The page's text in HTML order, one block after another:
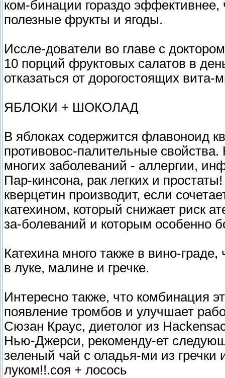
ком-бинации гораздо
полезные фрукты и ягоды.
Иссле-дователи во главе с
10 порций фруктовых салатов в
отказаться от дорогостоящих
ЯБЛОКИ + ШОКОЛАД
В яблоках содержится флавоноид
противовос-палительные
многих заболеваний - аллергии,
Пар-кинсона, рак легких и
кверцетин производит, если
катехином, который снижает риск
за-болеваний и которым особенно
Катехина много также в вино-
в луке, малине и гречке.
Интересно также, что комбинация
появление тромбов и улучшает
Сюзан Краус, диетолог из
Нью-Джерси, рекоменду-ет
зеленый чай с оладья-ми из
луком!!.соя + лосось